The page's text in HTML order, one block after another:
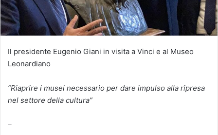
Il presidente Eugenio Giani in visita a Vinci e al Museo
Leonardiano
“Riaprire i musei necessario per dare impulso alla ripresa
nel settore della cultura”
–